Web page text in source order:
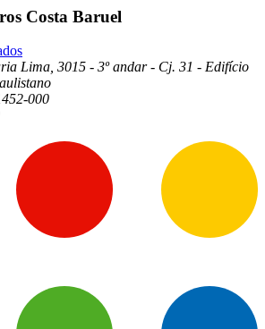
Costa Baruel
Lima, 3015 - 3º andar - Cj. 31 - Edifício
000